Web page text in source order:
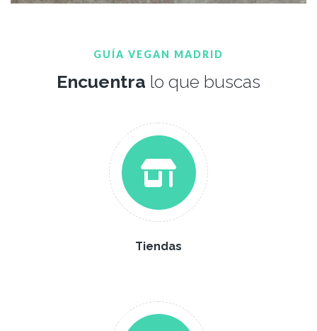
GUÍA VEGAN MADRID
Encuentra lo que buscas
Tiendas